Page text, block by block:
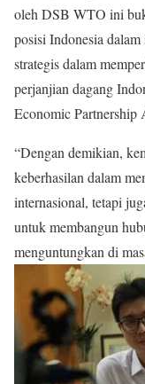
oleh DSB WTO ini
posisi Indonesia
strategis dalam
perjanjian dagang
Economic
“Dengan demikian,
keberhasilan dalam
internasional, tetapi
untuk membangun
menguntungkan di